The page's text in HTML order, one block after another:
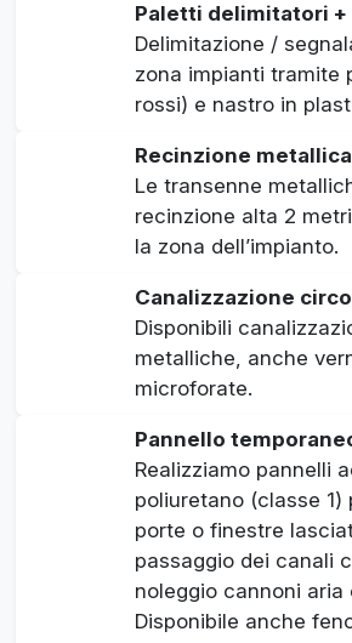
Paletti delimitatori +
Delimitazione /
zona impianti tramite
rossi) e nastro in
Recinzione metallica
Le transenne
recinzione alta 2
la zona dell’impianto.
Canalizzazione
Disponibili
metalliche, anche
microforate.
Pannello
Realizziamo pannelli
poliuretano (classe 1)
porte o finestre
passaggio dei canali
noleggio cannoni aria
Disponibile anche